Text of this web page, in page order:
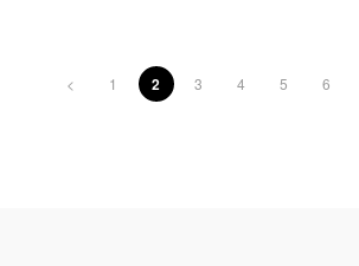
< 1 2 3 4 5 6